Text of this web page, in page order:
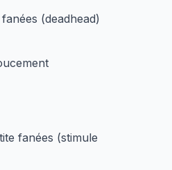
(deadhead)
fanées (stimule